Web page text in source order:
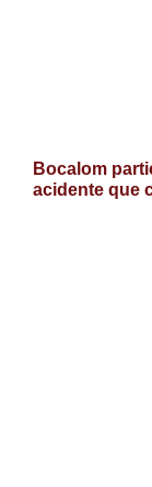
Bocalom
acidente que